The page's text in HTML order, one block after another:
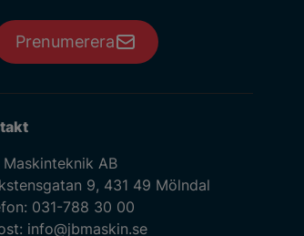
Prenumerera
Maskinteknik AB
9, 431 49 Mölndal
031-788 30 00
info@jbmaskin.se